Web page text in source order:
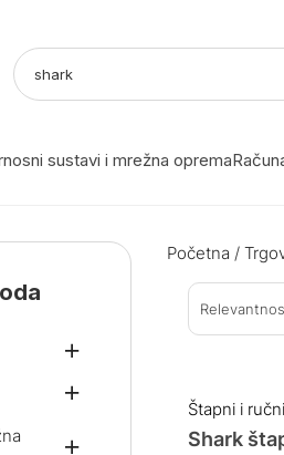
sustavi i mrežna oprema
Početna /
Štapni i
Shark